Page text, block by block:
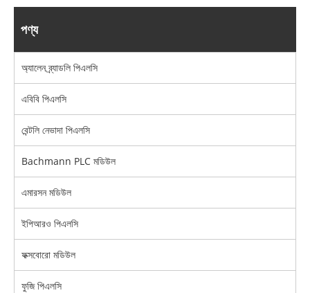
পণ্য
অ্যালেন ব্র্যাডলি পিএলসি
এবিবি পিএলসি
বেন্টলি নেভাদা পিএলসি
Bachmann PLC মডিউল
এমারসন মডিউল
ইপিআরও পিএলসি
ফক্সবোরো মডিউল
ফুজি পিএলসি